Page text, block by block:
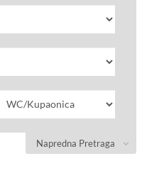
Napredna Pretraga